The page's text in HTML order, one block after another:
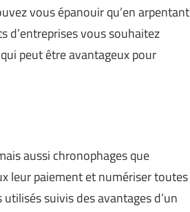
vous épanouir qu’en arpentant
d’entreprises vous souhaitez
peut être avantageux pour
aussi chronophages que
leur paiement et numériser toutes
suivis des avantages d’un